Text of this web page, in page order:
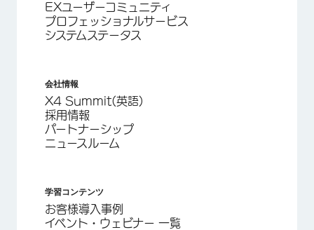
EXユーザーコミュニティ
プロフェッショナルサービス
システムステータス
会社情報
X4 Summit(英語)
採用情報
パートナーシップ
ニュースルーム
学習コンテンツ
お客様導入事例
イベント・ウェビナー 一覧